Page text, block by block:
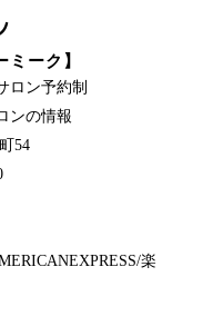
ーク】
ロン予約制
ンの情報
54
楽